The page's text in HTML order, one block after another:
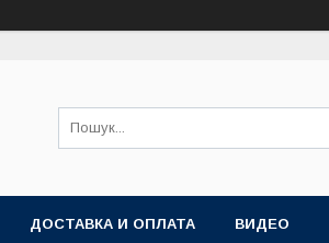
ДОСТАВКА И ОПЛАТА ВИДЕО